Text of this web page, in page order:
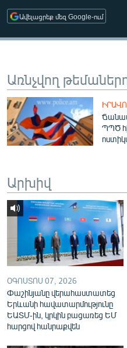
ՄԵԿՆԱԲԱՆՈՒԹՅՈՒՆ
ՏՏ ԵՒ ԻՆՏԵՐՆԵՏ
ՏԵՍԱՆՅՈՒԹԵՐ
ԲԱՆԱՎԵՃ
ՁԳՏԵԼՈՎ ԼԱՎԱԳՈՒՅՆԻՆ
Հայերեն
English
Русский
ՀԵՏԵՎԵՔ ՄԵԶ
Ավելացրեք մեզ Google-ում
Առնչվող
ՊՊԾ
Արխիվ
ՕԳՈՍՏՈՍ 07, 2026
Փաշինյանը վերահաստատեց
Երևանի հավատարմությունը
ԵԱՏՄ-ին, կրկին բացառեց ԵՄ
հարցով հանրաքվեն